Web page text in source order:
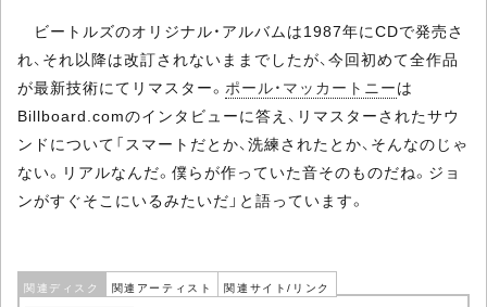
ビートルズのオリジナル・アルバムは1987年にCDで発売さ
れ、それ以降は改訂されないままでしたが、今回初めて全作品
が最新技術にてリマスター。 ポール・マッカートニーは
Billboard.comのインタビューに答え、リマスターされたサウ
ンドについて「スマートだとか、洗練されたとか、そんなのじゃ
ない。リアルなんだ。僕らが作っていた音そのものだね。ジョ
ンがすぐそこにいるみたいだ」と語っています。
関連ディスク 関連アーティスト 関連サイト/リンク